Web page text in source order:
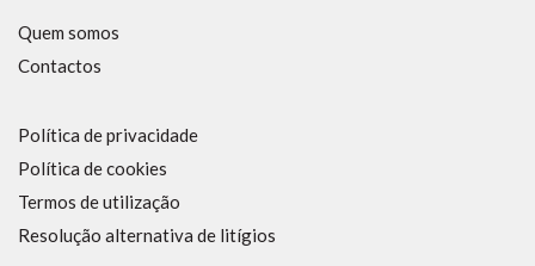
Quem somos
Contactos
Política de privacidade
Política de cookies
Termos de utilização
Resolução alternativa de litígios